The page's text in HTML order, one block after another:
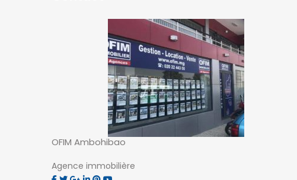
OFIM Ambohibao
Agence immobilière
NOS AGENCES
Antsahavola